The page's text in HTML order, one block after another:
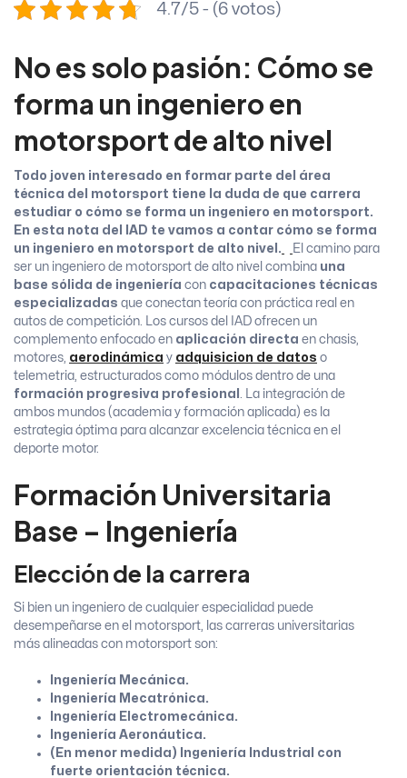
4.7/5 - (6 votos)
No es solo pasión: Cómo se
forma un ingeniero en
motorsport de alto nivel
Todo joven interesado en formar parte del área
técnica del motorsport tiene la duda de que carrera
estudiar o cómo se forma un ingeniero en motorsport.
En esta nota del IAD te vamos a contar cómo se forma
un ingeniero en motorsport de alto nivel.
El camino para
ser un ingeniero de motorsport de alto nivel combina una
base sólida de ingeniería con capacitaciones técnicas
especializadas que conectan teoría con práctica real en
autos de competición. Los cursos del IAD ofrecen un
complemento enfocado en aplicación directa en chasis,
motores, aerodinámica y adquisicion de datos o
telemetria, estructurados como módulos dentro de una
formación progresiva profesional
. La integración de
ambos mundos (academia y formación aplicada) es la
estrategia óptima para alcanzar excelencia técnica en el
deporte motor.
Formación Universitaria
Base – Ingeniería
Elección de la carrera
Si bien un ingeniero de cualquier especialidad puede
desempeñarse en el motorsport, las carreras universitarias
más alineadas con motorsport son:
Ingeniería Mecánica.
Ingeniería Mecatrónica.
Ingeniería Electromecánica.
Ingeniería Aeronáutica.
(En menor medida) Ingeniería Industrial con
fuerte orientación técnica.